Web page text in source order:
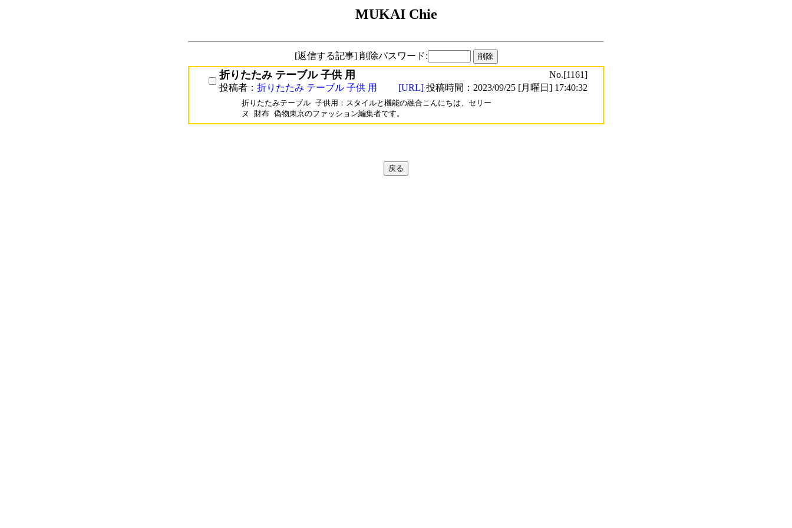
MUKAI Chie
[返信する記事] 削除パスワード:
折りたたみ テーブル 子供 用
No.[1161]
投稿者： 折りたたみ テーブル 子供 用 [URL] 投稿時間：2023/09/25 [月曜日] 17:40:32
折りたたみテーブル 子供用：スタイルと機能の融合こんにちは、セリー
ヌ 財布 偽物東京のファッション編集者です。